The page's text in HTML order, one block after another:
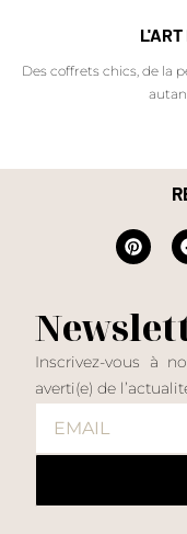
L'ART
Des coffrets chics, de la
Inscrivez-vous à
averti(e) de